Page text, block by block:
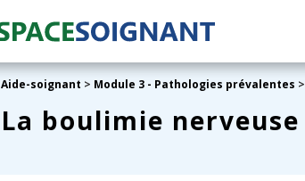
Aide-soignant > Module 3 - Pathologies prévalentes >
La boulimie nerveuse